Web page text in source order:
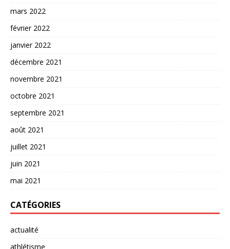
mars 2022
février 2022
janvier 2022
décembre 2021
novembre 2021
octobre 2021
septembre 2021
août 2021
juillet 2021
juin 2021
mai 2021
CATÉGORIES
actualité
athlétisme